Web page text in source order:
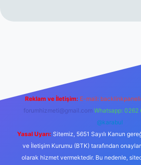
Reklam ve İletişim: E-mail:
forumhizmeti@gmail.com Whatsapp: 0262
@karabul
Yasal Uyarı: Sitemiz, 5651 Sayılı Kanun
ve İletişim Kurumu (BTK) tarafından
olarak hizmet vermektedir. Bu nedenle,